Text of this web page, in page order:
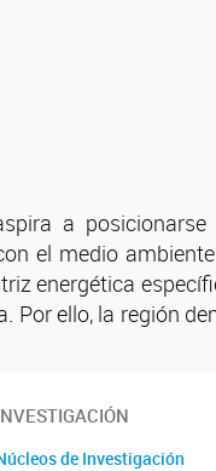
a
el medio
energética
ello, la región
de Investigación